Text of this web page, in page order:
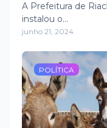
da cidade.
A Prefeitura de
instalou o…
junho 21, 2024
POLÍTICA